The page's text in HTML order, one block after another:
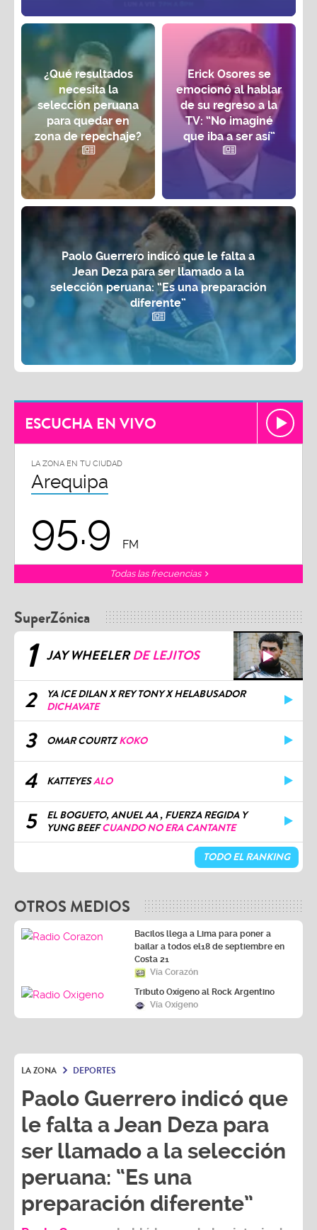
¿Qué resultados
necesita la
selección peruana
para quedar en
zona de repechaje?
Erick Osores se
emocionó al hablar
de su regreso a la
TV: “No imaginé
que iba a ser así”
Paolo Guerrero indicó que le falta a
Jean Deza para ser llamado a la
selección peruana: “Es una preparación
diferente”
ESCUCHA EN VIVO
LA ZONA EN TU CIUDAD
Arequipa
95.9 FM
Todas las frecuencias
SuperZónica
1 JAY WHEELERDE LEJITOS
2
YA ICE DILAN X REY TONY X HELABUSADOR
DICHAVATE
3 OMAR COURTZKOKO
4 KATTEYESALO
5
EL BOGUETO, ANUEL AA , FUERZA REGIDA Y
YUNG BEEFCUANDO NO ERA CANTANTE
TODO EL RANKING
OTROS MEDIOS
Bacilos llega a Lima para poner a
bailar a todos el18 de septiembre en
Costa 21
Vía Corazón
Tributo Oxígeno al Rock Argentino
Vía Oxígeno
LA ZONA DEPORTES
Paolo Guerrero indicó que
le falta a Jean Deza para
ser llamado a la selección
peruana: “Es una
preparación diferente”